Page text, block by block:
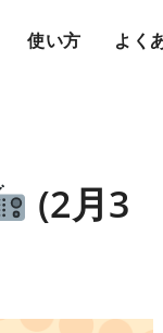
使い方 よく
(2月3